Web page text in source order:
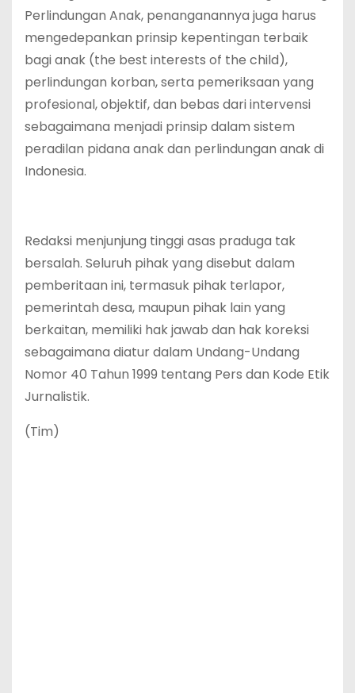
Perlindungan Anak, penanganannya juga harus
mengedepankan prinsip kepentingan terbaik
bagi anak (the best interests of the child),
perlindungan korban, serta pemeriksaan yang
profesional, objektif, dan bebas dari intervensi
sebagaimana menjadi prinsip dalam sistem
peradilan pidana anak dan perlindungan anak di
Indonesia.
Redaksi menjunjung tinggi asas praduga tak
bersalah. Seluruh pihak yang disebut dalam
pemberitaan ini, termasuk pihak terlapor,
pemerintah desa, maupun pihak lain yang
berkaitan, memiliki hak jawab dan hak koreksi
sebagaimana diatur dalam Undang-Undang
Nomor 40 Tahun 1999 tentang Pers dan Kode Etik
Jurnalistik.
(Tim)